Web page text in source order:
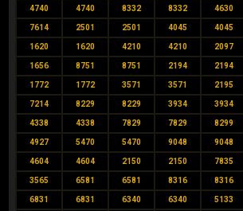
4740 4740 8332 8332 4630
7614 2501 2501 4045 4045
1620 1620 4210 4210 2097
1656 8751 8751 2194 2194
1772 1772 3571 3571 2195
7214 8229 8229 3934 3934
4338 4338 7829 7829 8299
4927 5470 5470 9048 9048
4604 4604 2150 2150 7835
3565 6581 6581 8316 8316
6831 6831 6340 6340 5133